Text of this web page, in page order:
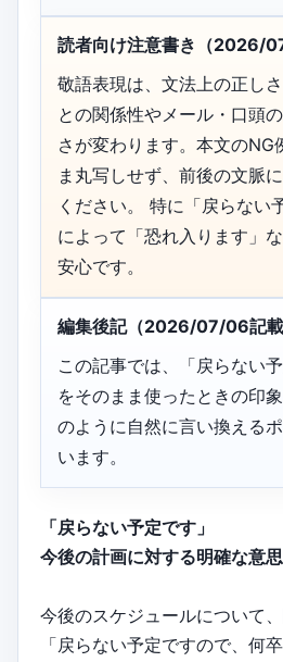
読者向け注意書き（2026/
敬語表現は、文法上の正し
との関係性やメール・口頭
さが変わります。本文のNG
ま丸写しせず、前後の文脈
ください。 特に「戻らない
によって「恐れ入ります」
安心です。
編集後記（2026/07/06記載
この記事では、「戻らない
をそのまま使ったときの印
のように自然に言い換える
います。
「戻らない予定です」
今後の計画に対する明確な意思
今後のスケジュールについて
「戻らない予定ですので、何